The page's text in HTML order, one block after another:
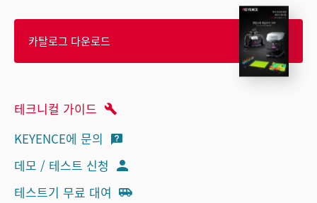
카탈로그 다운로드
테크니컬 가이드
KEYENCE에 문의
데모 / 테스트 신청
테스트기 무료 대여